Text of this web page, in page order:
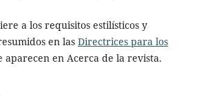
a los requisitos estilísticos y
en las Directrices para los
aparecen en Acerca de la revista.